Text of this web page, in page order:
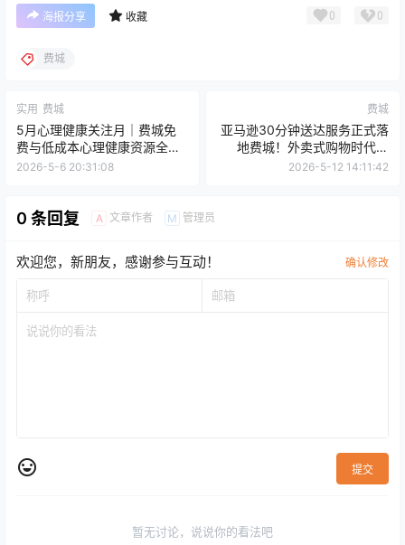
海报分享 收藏 0 0
费城
实用 费城
5月心理健康关注月｜费城免
费与低成本心理健康资源全指
南
2026-5-6 20:31:08
费城
亚马逊30分钟送达服务正式落
地费城！外卖式购物时代来
了？
2026-5-12 14:11:42
0 条回复 A 文章作者 M 管理员
欢迎您，新朋友，感谢参与互动！ 确认修改
提交
暂无讨论，说说你的看法吧